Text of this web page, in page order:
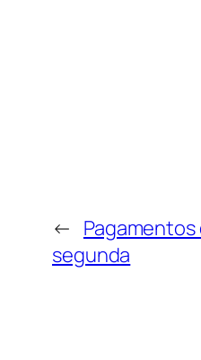
← Pagamentos
segunda